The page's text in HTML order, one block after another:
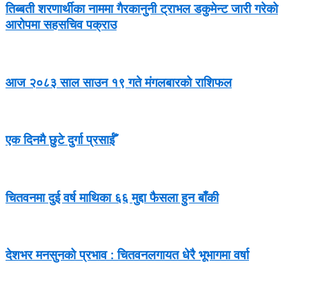
तिब्बती शरणार्थीका नाममा गैरकानुनी ट्राभल डकुमेन्ट जारी गरेको
आरोपमा सहसचिव पक्राउ
आज २०८३ साल साउन १९ गते मंगलबारको राशिफल
एक दिनमै छुटे दुर्गा प्रसाईँ
चितवनमा दुई वर्ष माथिका ६६ मुद्दा फैसला हुन बाँकी
देशभर मनसुनको प्रभाव : चितवनलगायत धेरै भूभागमा वर्षा